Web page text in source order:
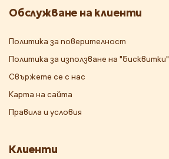
Обслужване на клиенти
Политика за поверителност
Политика за използване на "бисквитки"
Свържете се с нас
Карта на сайта
Правила и условия
Клиенти